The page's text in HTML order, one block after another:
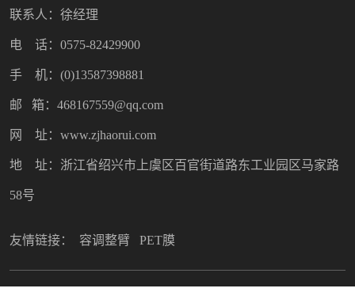
联系人：徐经理
电 话：0575-82429900
手 机：(0)13587398881
邮 箱：468167559@qq.com
网 址：www.zjhaorui.com
地 址：浙江省绍兴市上虞区百官街道路东工业园区马家路
58号
友情链接： 容调整臂 PET膜